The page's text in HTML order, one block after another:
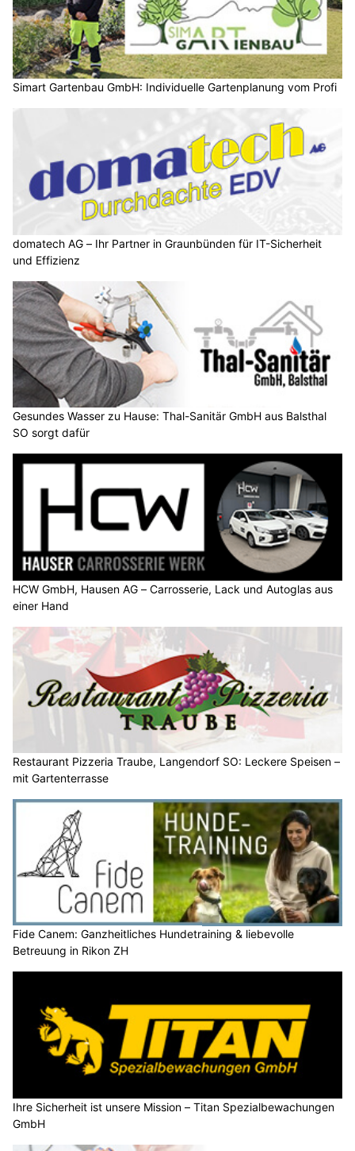
Simart Gartenbau GmbH: Individuelle Gartenplanung vom Profi
domatech AG – Ihr Partner in Graunbünden für IT-Sicherheit
Gesundes Wasser zu Hause: Thal-Sanitär GmbH aus Balsthal
SO sorgt dafür
HCW GmbH, Hausen AG – Carrosserie, Lack und Autoglas aus
einer Hand
Restaurant Pizzeria Traube, Langendorf SO: Leckere Speisen –
Fide Canem: Ganzheitliches Hundetraining & liebevolle
Betreuung in Rikon ZH
Ihre Sicherheit ist unsere Mission – Titan Spezialbewachungen